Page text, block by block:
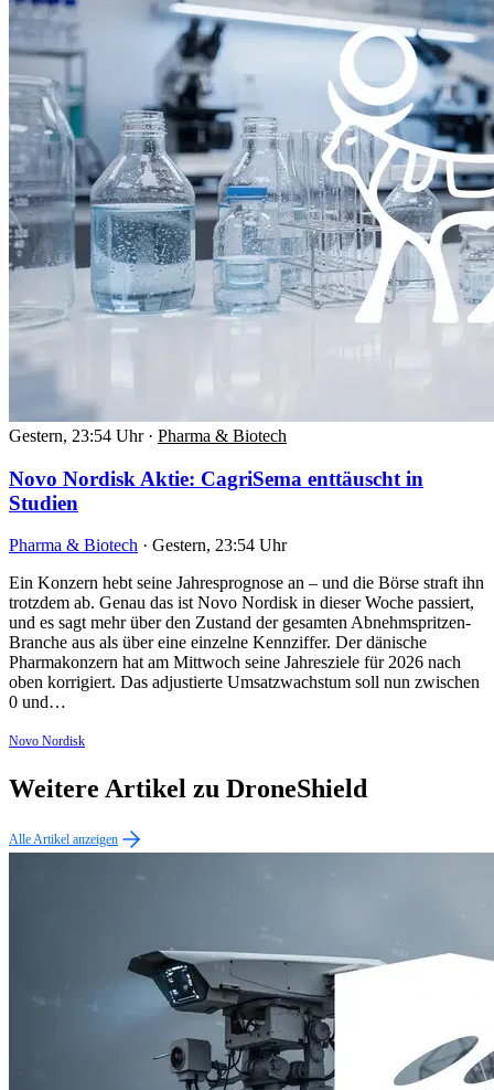
Gestern, 23:54 Uhr · Pharma & Biotech
Novo Nordisk Aktie: CagriSema enttäuscht in
Studien
Pharma & Biotech · Gestern, 23:54 Uhr
Ein Konzern hebt seine Jahresprognose an – und die Börse straft ihn
trotzdem ab. Genau das ist Novo Nordisk in dieser Woche passiert,
und es sagt mehr über den Zustand der gesamten Abnehmspritzen-
Branche aus als über eine einzelne Kennziffer. Der dänische
Pharmakonzern hat am Mittwoch seine Jahresziele für 2026 nach
oben korrigiert. Das adjustierte Umsatzwachstum soll nun zwischen
0 und…
Novo Nordisk
Weitere Artikel zu DroneShield
Alle Artikel anzeigen